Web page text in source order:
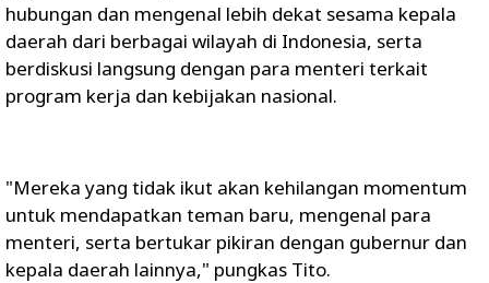
hubungan dan mengenal lebih dekat sesama kepala
daerah dari berbagai wilayah di Indonesia, serta
berdiskusi langsung dengan para menteri terkait
program kerja dan kebijakan nasional.
"Mereka yang tidak ikut akan kehilangan momentum
untuk mendapatkan teman baru, mengenal para
menteri, serta bertukar pikiran dengan gubernur dan
kepala daerah lainnya," pungkas Tito.